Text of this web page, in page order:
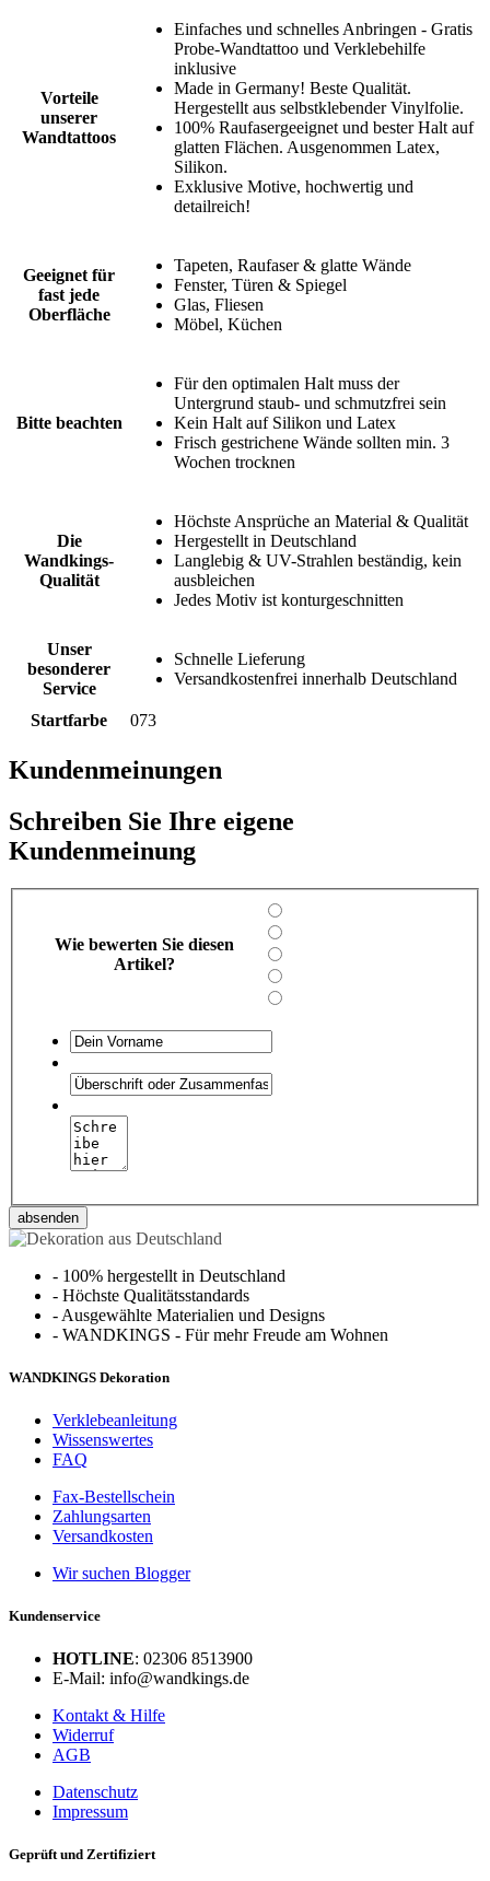
Vorteile
unserer
Wandtattoos
Einfaches und schnelles Anbringen - Gratis
Probe-Wandtattoo und Verklebehilfe
inklusive
Made in Germany! Beste Qualität.
Hergestellt aus selbstklebender Vinylfolie.
100% Raufasergeeignet und bester Halt auf
glatten Flächen. Ausgenommen Latex,
Silikon.
Exklusive Motive, hochwertig und
detailreich!
Geeignet für
fast jede
Oberfläche
Tapeten, Raufaser & glatte Wände
Fenster, Türen & Spiegel
Glas, Fliesen
Möbel, Küchen
Bitte beachten
Für den optimalen Halt muss der
Untergrund staub- und schmutzfrei sein
Kein Halt auf Silikon und Latex
Frisch gestrichene Wände sollten min. 3
Wochen trocknen
Die
Wandkings-
Qualität
Höchste Ansprüche an Material & Qualität
Hergestellt in Deutschland
Langlebig & UV-Strahlen beständig, kein
ausbleichen
Jedes Motiv ist konturgeschnitten
Unser
besonderer
Service
Schnelle Lieferung
Versandkostenfrei innerhalb Deutschland
Startfarbe 073
Kundenmeinungen
Schreiben Sie Ihre eigene
Kundenmeinung
Wie bewerten Sie diesen
Artikel?
absenden
- 100% hergestellt in Deutschland
- Höchste Qualitätsstandards
- Ausgewählte Materialien und Designs
- WANDKINGS - Für mehr Freude am Wohnen
WANDKINGS Dekoration
Verklebeanleitung
Wissenswertes
FAQ
Fax-Bestellschein
Zahlungsarten
Versandkosten
Wir suchen Blogger
Kundenservice
HOTLINE: 02306 8513900
E-Mail: info@wandkings.de
Kontakt & Hilfe
Widerruf
AGB
Datenschutz
Impressum
Geprüft und Zertifiziert